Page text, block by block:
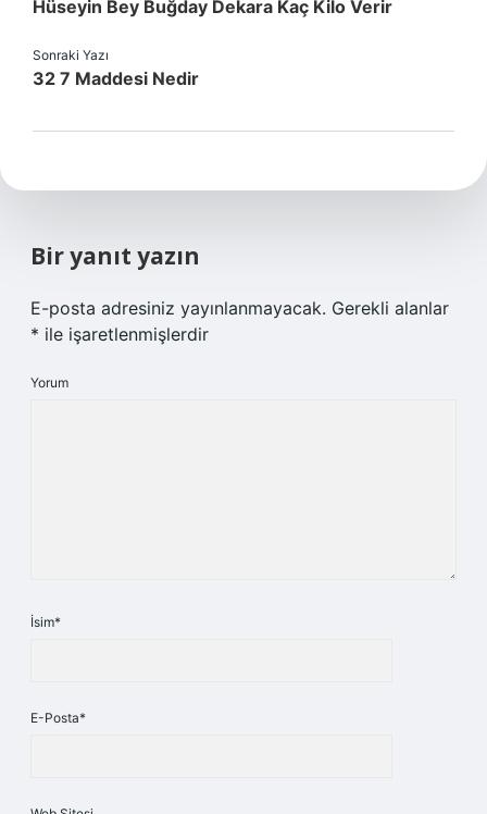
Hüseyin Bey Buğday Dekara Kaç Kilo Verir
Sonraki Yazı
32 7 Maddesi Nedir
Bir yanıt yazın
E-posta adresiniz yayınlanmayacak. Gerekli alanlar
* ile işaretlenmişlerdir
Yorum
İsim*
E-Posta*